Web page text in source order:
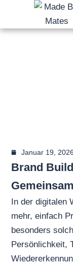
springen
Januar 19,
Brand
In der digitalen
mehr, einfach
besonders
Persönlichkeit,